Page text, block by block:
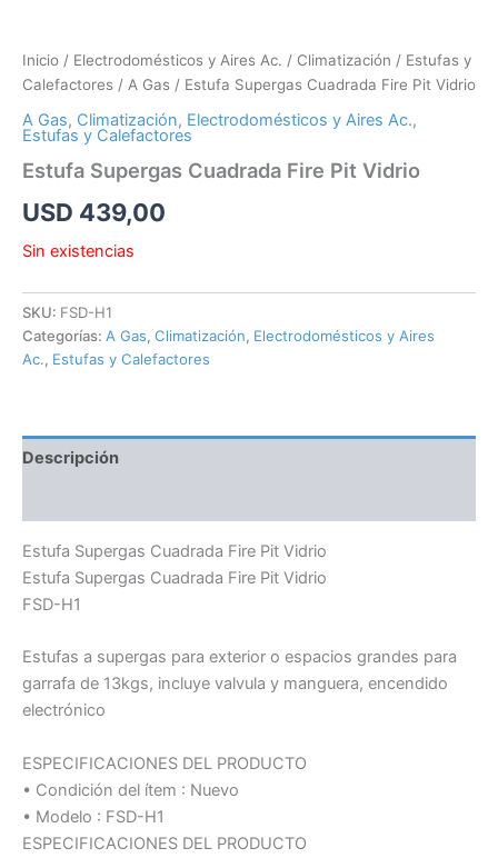
Inicio / Electrodomésticos y Aires Ac. / Climatización / Estufas y
Calefactores / A Gas / Estufa Supergas Cuadrada Fire Pit Vidrio
A Gas, Climatización, Electrodomésticos y Aires Ac.,
Estufas y Calefactores
Estufa Supergas Cuadrada Fire Pit Vidrio
USD 439,00
Sin existencias
SKU: FSD-H1
Categorías: A Gas, Climatización, Electrodomésticos y Aires
Ac., Estufas y Calefactores
Descripción
Estufa Supergas Cuadrada Fire Pit Vidrio
Estufa Supergas Cuadrada Fire Pit Vidrio
FSD-H1
Estufas a supergas para exterior o espacios grandes para
garrafa de 13kgs, incluye valvula y manguera, encendido
electrónico
ESPECIFICACIONES DEL PRODUCTO
• Condición del ítem : Nuevo
• Modelo : FSD-H1
ESPECIFICACIONES DEL PRODUCTO